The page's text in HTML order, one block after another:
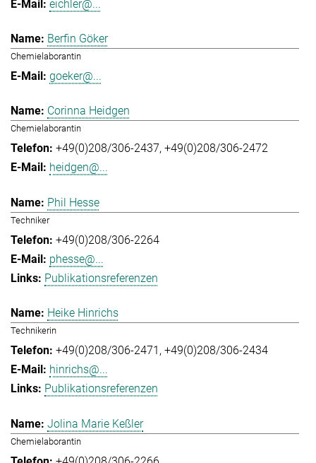
eichler@...
Berfin Göker
Chemielaborantin
goeker@...
Corinna Heidgen
Chemielaborantin
+49(0)208/306-2437 +49(0)208/306-2472
heidgen@...
Phil Hesse
Techniker
+49(0)208/306-2264
phesse@...
Publikationsreferenzen
Heike Hinrichs
Technikerin
+49(0)208/306-2471 +49(0)208/306-2434
hinrichs@...
Publikationsreferenzen
Jolina Marie Keßler
Chemielaborantin